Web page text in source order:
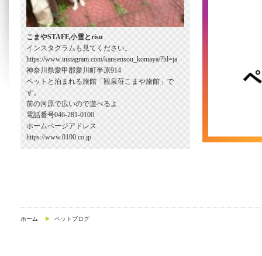
こまやSTAFF,小雪とrisu
インスタグラムも見てください。
https://www.instagram.com/kansensou_komaya/?hl=ja
神奈川県愛甲郡愛川町半原914
ペットと泊まれる旅館「観泉荘こまや旅館」で
す。
前の河原で広いので遊べるよ
電話番号046-281-0100
ホームページアドレス
https://www.0100.co.jp
ホーム ペットブログ